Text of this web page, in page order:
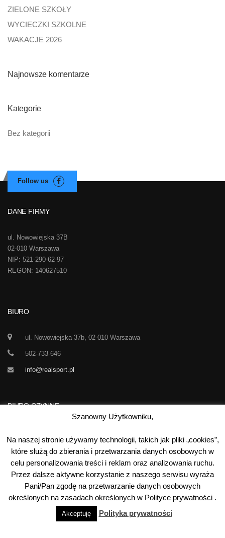
ZIELONE SZKOŁY
WYCIECZKI SZKOLNE
WAKACJE 2026
Najnowsze komentarze
Kategorie
Bez kategorii
DANE FIRMY
ul. Nowowiejska 37B
02-010 Warszawa
NIP: 521-290-62-97
REGON: 140627510
BIURO
ul. Nowowiejska 37b, 02-010 Warszawa
502-733-646
info@realsport.pl
BIURO CZYNNE
7 dni w tygodniu
Poniedziałek-Piątek: 1000- 15
Sobota:
kontakt telefoniczny
Niedziela:
nieczynne
Szanowny Użytkowniku,
Na naszej stronie używamy technologii, takich jak pliki „cookies”,
które służą do zbierania i przetwarzania danych osobowych w
celu personalizowania treści i reklam oraz analizowania ruchu.
Przez dalsze aktywne korzystanie z naszego serwisu wyraża
Pani/Pan zgodę na przetwarzanie danych osobowych
określonych na zasadach określonych w Polityce prywatności .
Akceptuję Polityka prywatności